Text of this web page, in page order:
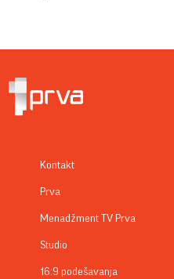
Kontakt
Prva
Menadžment TV Prva
Studio
16:9 podešavanja